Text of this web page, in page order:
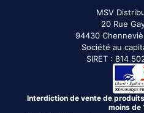
MSV
20 Rue
94430
Société au
SIRET : 814
Interdiction de vente de
moins de